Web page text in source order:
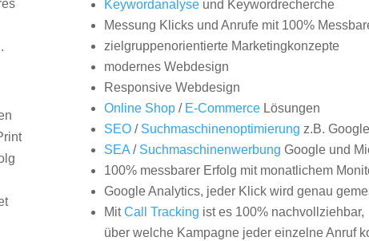
Keywordanalyseund Keywordrecherche
Messung Klicks und Anrufe mit 100%
zielgruppenorientierte Marketingkonzepte
modernes Webdesign
Responsive Webdesign
Online Shop/ E-CommerceLösungen
SEO/ Suchmaschinenoptimierung z.B.
SEA/ Suchmaschinenwerbung Google und
100% messbarer Erfolg mit monatlichem
Google Analytics, jeder Klick wird genau
MitCall Tracking ist es 100% nachvollziehbar,
über welche Kampagne jeder einzelne Anruf